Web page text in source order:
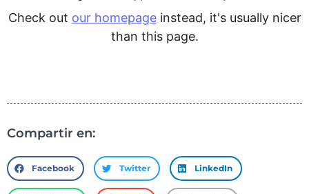
Compartir en:
Facebook Twitter LinkedIn